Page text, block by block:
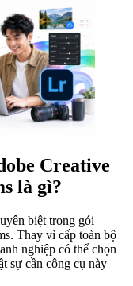
Creative
là gì?
biệt trong gói
Thay vì cấp toàn bộ
nghiệp có thể chọn
sự cần công cụ này